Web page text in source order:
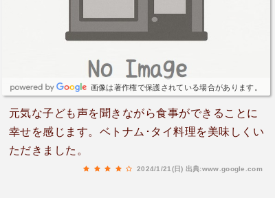
画像は著作権で保護されている場合があります。
元気な子ども声を聞きながら食事ができることに
幸せを感じます。ベトナム･タイ料理を美味しくい
ただきました。
2024/1/21(日) 出典:www.google.com